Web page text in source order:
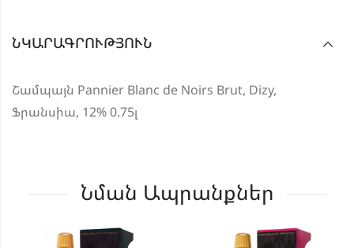
ՆԿԱՐԱԳՐՈՒԹՅՈՒՆ
Շամպայն Pannier Blanc de Noirs Brut, Dizy,
Ֆրանսիա, 12% 0.75լ
Նման Ապրանքներ